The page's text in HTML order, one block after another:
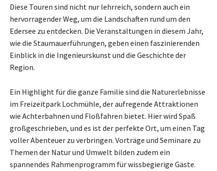
Diese Touren sind nicht nur lehrreich, sondern auch ein
hervorragender Weg, um die Landschaften rund um den
Edersee zu entdecken. Die Veranstaltungen in diesem Jahr,
wie die Staumauerführungen, geben einen faszinierenden
Einblick in die Ingenieurskunst und die Geschichte der
Region.
Ein Highlight für die ganze Familie sind die Naturerlebnisse
im Freizeitpark Lochmühle, der aufregende Attraktionen
wie Achterbahnen und Floßfahren bietet. Hier wird Spaß
großgeschrieben, und es ist der perfekte Ort, um einen Tag
voller Abenteuer zu verbringen. Vorträge und Seminare zu
Themen der Natur und Umwelt bilden zudem ein
spannendes Rahmenprogramm für wissbegierige Gäste.